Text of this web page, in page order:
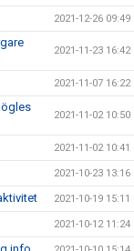
2021-12-26 09:49
2021-11-23 16:42
2021-11-07 16:22
2021-11-02 10:50
2021-11-02 10:41
2021-10-23 13:16
2021-10-19 15:11
2021-10-12 11:24